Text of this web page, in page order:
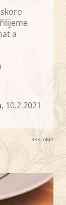
a
, 10.2.2021
REKLAMA